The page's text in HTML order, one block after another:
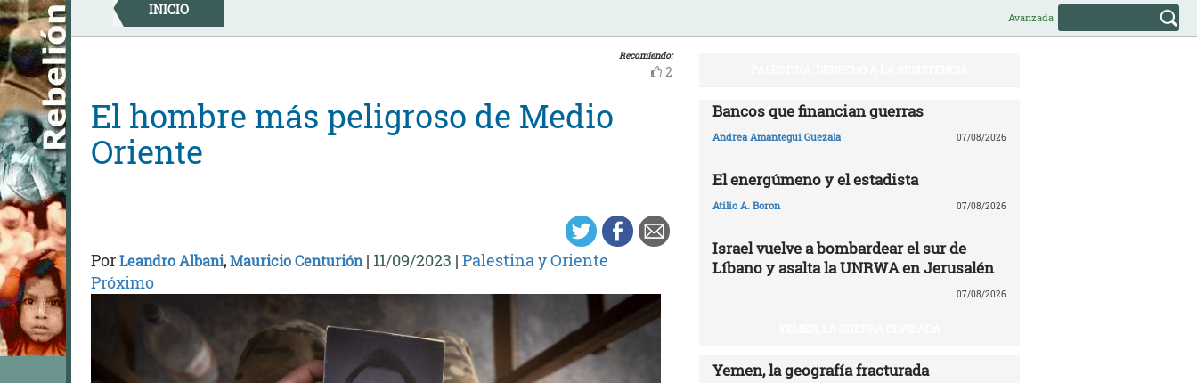
Skip
to
content
INICIO Avanzada
Recomiendo:
2
El hombre más peligroso de Medio
Oriente
PorLeandro Albani,Mauricio Centurión| 11/09/2023 | Palestina y Oriente
Próximo
Bancos que financian guerras
Andrea Amantegui Guezala 07/08/2026
El energúmeno y el estadista
Atilio A. Boron 07/08/2026
Israel vuelve a bombardear el sur de
Líbano y asalta la UNRWA en Jerusalén
07/08/2026
Yemen, la geografía fracturada